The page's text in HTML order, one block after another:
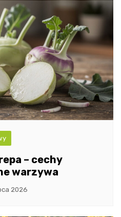
– cechy
warzywa
2026